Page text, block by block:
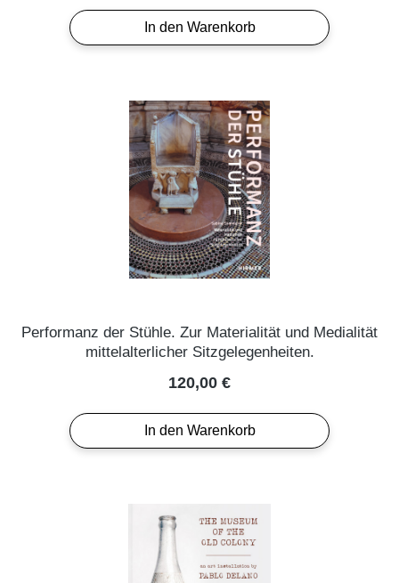
In den Warenkorb
Performanz der Stühle. Zur Materialität und Medialität
mittelalterlicher Sitzgelegenheiten.
Regulärer Preis:
120,00 €
In den Warenkorb